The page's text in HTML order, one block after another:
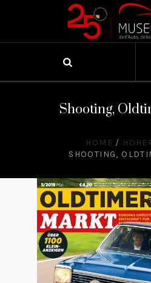
Shooting,
HOME /
SHOOTING,